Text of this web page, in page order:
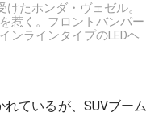
たホンダ・ヴェゼル。
惹く。フロントバンパー
ンラインタイプのLEDヘ
ているが、SUVブーム